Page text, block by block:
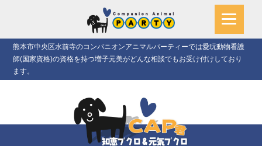
熊本市中央区水前寺のコンパニオンアニマルパーティーでは愛玩動物看護
師(国家資格)の資格を持つ増子元美がどんな相談でもお受け付けしており
ます。